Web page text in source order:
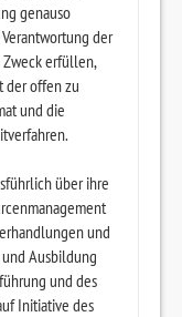
genauso
der
erfüllen,
der offen zu
und die
über ihre
und
Ausbildung
und des
Initiative des